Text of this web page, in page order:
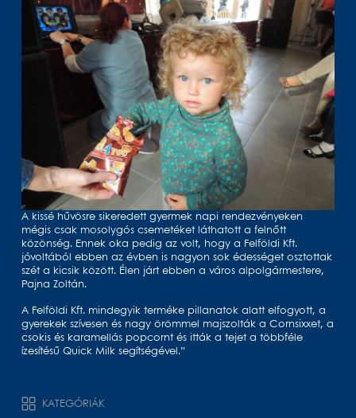
A kissé hűvösre sikeredett gyermek napi rendezvényeken
mégis csak mosolygós csemetéket láthatott a felnőtt
közönség. Ennek oka pedig az volt, hogy a Felföldi Kft.
jóvoltából ebben az évben is nagyon sok édességet osztottak
szét a kicsik között. Élen járt ebben a város alpolgármestere,
Pajna Zoltán.
A Felföldi Kft. mindegyik terméke pillanatok alatt elfogyott, a
gyerekek szívesen és nagy örömmel majszolták a Cornsixxet, a
csokis és karamellás popcornt és itták a tejet a többféle
ízesítésű Quick Milk segítségével.”
KATEGÓRIÁK